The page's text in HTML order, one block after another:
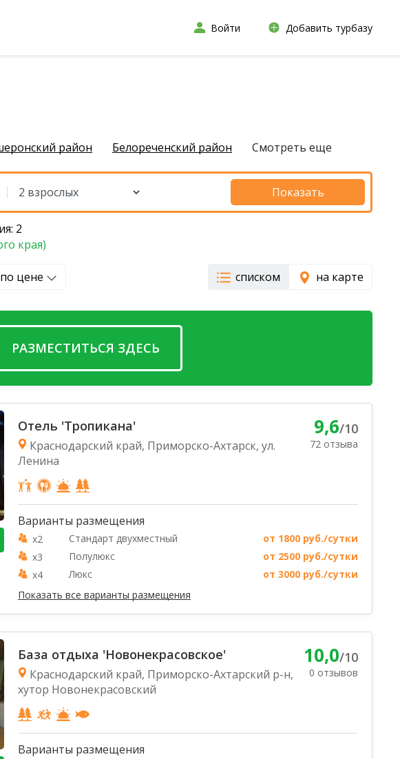
Войти Добавить турбазу
район Белореченский район Смотреть еще
Показать
2
края)
по цене списком на карте
РАЗМЕСТИТЬСЯ ЗДЕСЬ
Отель 'Тропикана'
Краснодарский край, Приморско-Ахтарск, ул.
Ленина
9,6/10
72 отзыва
Варианты размещения
x2 Стандарт двухместный
от 1800 руб./сутки
x3
Полулюкс
от 2500 руб./сутки
x4
Люкс
от 3000 руб./сутки
Показать все варианты размещения
База отдыха 'Новонекрасовское'
Краснодарский край, Приморско-Ахтарский р-н,
хутор Новонекрасовский
10,0/10
0 отзывов
Варианты размещения